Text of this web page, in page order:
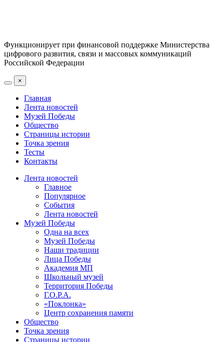
Функционирует при финансовой поддержке Министерства
цифрового развития, связи и массовых коммуникаций
Российской Федерации
×
Главная
Лента новостей
Музей Победы
Общество
Страницы истории
Точка зрения
Тесты
Контакты
Лента новостей
Главное
Популярное
События
Лента новостей
Музей Победы
Одна на всех
Музей Победы
Наши традиции
Лица Победы
Академия МП
Школьный музей
Территория Победы
Г.О.Р.А.
«Поклонка»
Центр сохранения памяти
Общество
Точка зрения
Страницы истории